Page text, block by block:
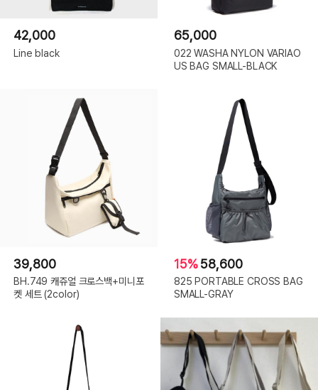
42,000
Line black
65,000
022 WASHA NYLON VARIAO
US BAG SMALL-BLACK
39,800
BH.749 캐쥬얼 크로스백+미니포
켓 세트 (2color)
15%58,600
825 PORTABLE CROSS BAG
SMALL-GRAY